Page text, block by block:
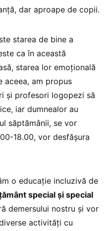
dar aproape de copii.
starea de bine a
ca în această
starea lor emoțională
aceea, am propus
și profesori logopezi să
iar dumnealor au
săptămânii, se vor
18.00, vor desfășura
o educație incluzivă de
special și special
demersului nostru și vor
activități cu